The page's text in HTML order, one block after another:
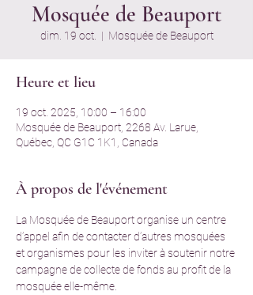
Mosquée de Beauport
dim. 19 oct.
  |
Mosquée de Beauport
Heure et lieu
19 oct. 2025, 10:00 – 16:00
Mosquée de Beauport, 2268 Av. Larue,
Québec, QC G1C 1K1, Canada
À propos de l'événement
La Mosquée de Beauport organise un centre
d’appel afin de contacter d’autres mosquées
et organismes pour les inviter à soutenir notre
campagne de collecte de fonds au profit de la
mosquée elle-même.